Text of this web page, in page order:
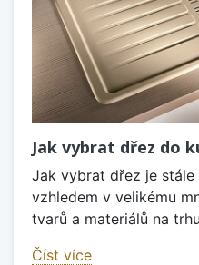
Jak vybrat dřez do
Jak vybrat dřez je
vzhledem v velikému
tvarů a materiálů na
Číst více